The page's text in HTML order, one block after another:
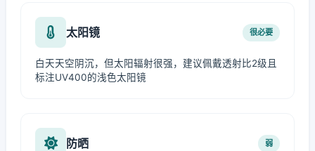
太阳镜 很必要
白天天空阴沉，但太阳辐射很强，建议佩戴透射比2级且
标注UV400的浅色太阳镜
防晒 弱